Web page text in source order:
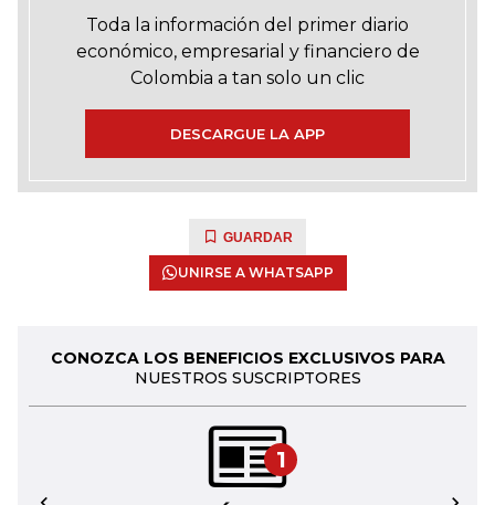
Toda la información del primer diario
económico, empresarial y financiero de
Colombia a tan solo un clic
DESCARGUE LA APP
GUARDAR
UNIRSE A WHATSAPP
CONOZCA LOS BENEFICIOS EXCLUSIVOS PARA
NUESTROS SUSCRIPTORES
1